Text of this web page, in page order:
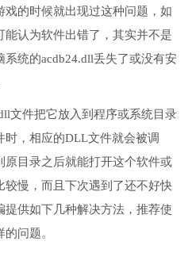
的时候就出现过这种问题，如
认为软件出错了，其实并不是
统的acdb24.dll丢失了或没有安
文件把它放入到程序或系统目录
，相应的DLL文件就会被调
原目录之后就能打开这个软件或
慢，而且下次遇到了还不好快
供如下几种解决方法，推荐使
问题。